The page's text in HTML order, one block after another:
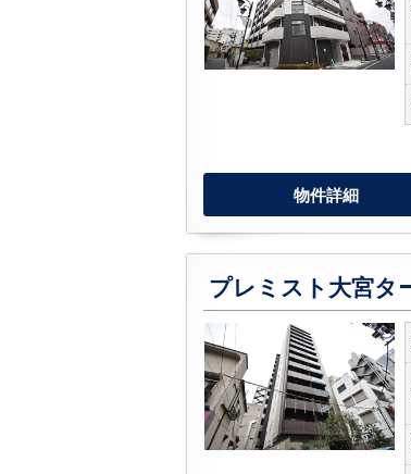
物件詳細